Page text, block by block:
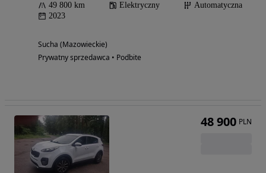
49 800 km Elektryczny
Automatyczna
2023
Sucha (Mazowieckie)
Prywatny sprzedawca • Podbite
48 900 PLN